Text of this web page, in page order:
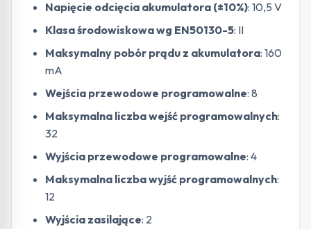
Napięcie odcięcia akumulatora (±10%): 10,5 V
Klasa środowiskowa wg EN50130-5: II
Maksymalny pobór prądu z akumulatora: 160
mA
Wejścia przewodowe programowalne: 8
Maksymalna liczba wejść programowalnych:
32
Wyjścia przewodowe programowalne: 4
Maksymalna liczba wyjść programowalnych:
12
Wyjścia zasilające: 2